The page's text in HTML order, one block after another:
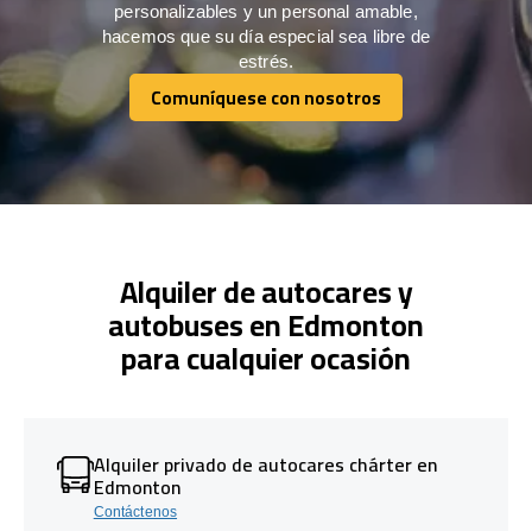
personalizables y un personal amable,
hacemos que su día especial sea libre de
estrés.
Comuníquese con nosotros
Comuníquese con nosotros
Alquiler de autocares y
autobuses en Edmonton
para cualquier ocasión
Alquiler privado de autocares chárter en
Edmonton
Contáctenos